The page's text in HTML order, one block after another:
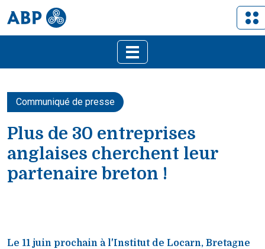
Communiqué de presse
Plus de 30 entreprises
anglaises cherchent leur
partenaire breton !
Le 11 juin prochain à l'Institut de Locarn, Bretagne